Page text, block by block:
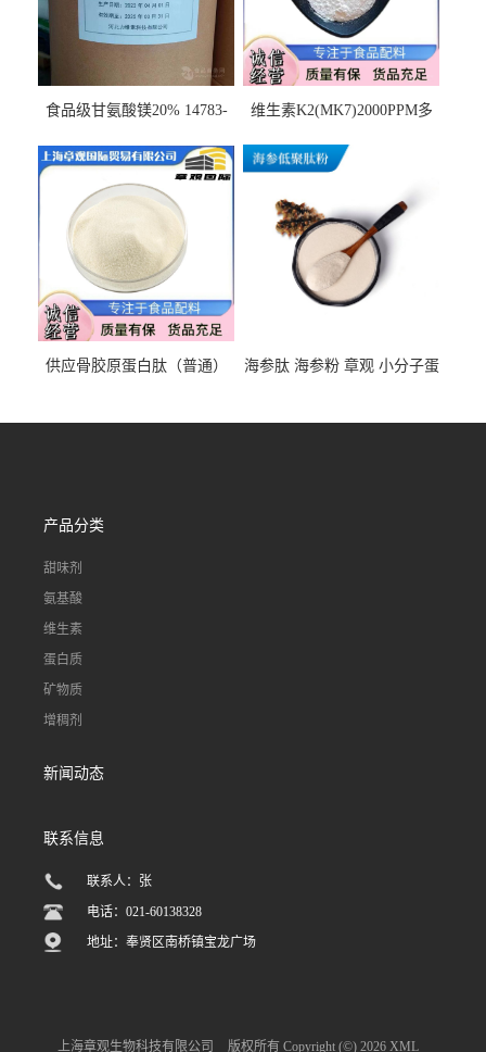
食品级甘氨酸镁20% 14783-
饮料 20%
维生素K2(MK7)2000PPM多
应
供应骨胶原蛋白肽（普通）
海参肽 海参粉 章观 小分子蛋
产品分类
甜味剂
氨基酸
维生素
蛋白质
矿物质
增稠剂
新闻动态
联系信息
联系人：张
电话：021-60138328
地址：奉贤区南桥镇宝龙广场
上海章观生物科技有限公司 版权所有 Copyright (©) 2026 XML